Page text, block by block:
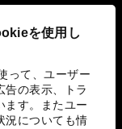
を使用し
って、ユーザー
告の表示、トラ
ます。またユー
況についても情